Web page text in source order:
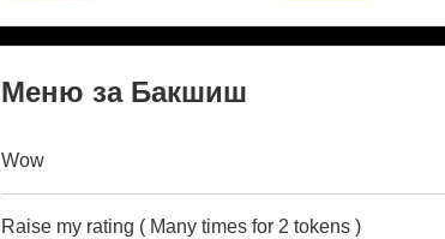
Меню за Бакшиш
Wow
Raise my rating ( Many times for 2 tokens )